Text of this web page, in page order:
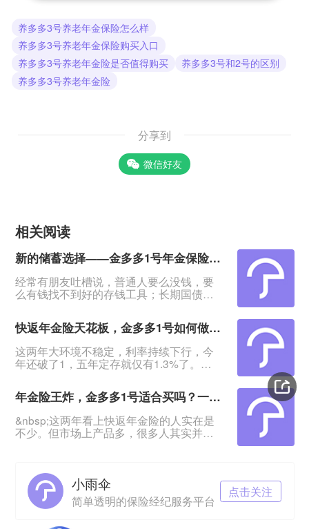
养多多3号养老年金保险怎么样
养多多3号养老年金保险购买入口
养多多3号养老年金险是否值得购买
养多多3号和2号的区别
养多多3号养老年金险
分享到
微信好友
相关阅读
新的储蓄选择——金多多1号年金保险，4年回血5年起领
经常有朋友吐槽说，普通人要么没钱，要
么有钱找不到好的存钱工具；长期国债不
&nbsp;有这种担忧的，我会推荐这款产品
——海港金多多1号年金保险：产品最快4
年回血，5年领年金，最高能领保费的
5.18%！&nbsp;特别适合有一笔闲钱、想
资金稳定增值又退保无损失的人群。
年金险适不适合
快返年金险天花板，金多多1号如何做到存款平替？
这两年大环境不稳定，利率持续下行，今
年还破了1，五年定存就仅有1.3%了。
着没意思，该挪到哪里既安全、灵活，又
有更高的增值？&nbsp;快返年金险的出现
给了大家更好的选择。&nbsp;海港金多多1
号年金保险就是其中的翘楚：回血快，最
快4年资金回稳；第5年起每年领最高
年金险王炸，金多多1号适合买吗？一文教你快返年金险怎么选
&nbsp;这两年看上快返年金险的人实在是
不少。但市场上产品多，很多人其实并不
是回血更快、领钱更多。关注到的朋友都
问到这款产品适不适合买。&nbsp;那么接
下来就给大家理清这两点：●&nbsp;快返
年金险怎么选？●&nbsp;金多多1号能不能
小雨伞
简单透明的保险经纪服务平台
点击关注